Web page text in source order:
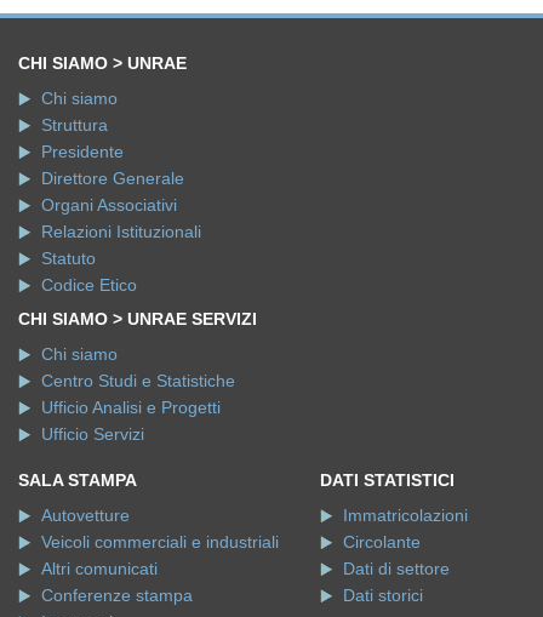
CHI SIAMO > UNRAE
Chi siamo
Struttura
Presidente
Direttore Generale
Organi Associativi
Relazioni Istituzionali
Statuto
Codice Etico
CHI SIAMO > UNRAE SERVIZI
Chi siamo
Centro Studi e Statistiche
Ufficio Analisi e Progetti
Ufficio Servizi
SALA STAMPA
Autovetture
Veicoli commerciali e industriali
Altri comunicati
Conferenze stampa
DATI STATISTICI
Immatricolazioni
Circolante
Dati di settore
Dati storici